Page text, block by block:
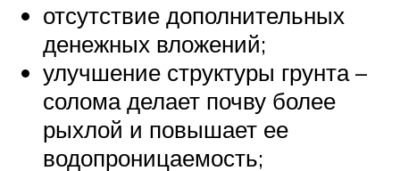
отсутствие дополнительных
денежных вложений;
улучшение структуры грунта –
солома делает почву более
рыхлой и повышает ее
водопроницаемость;